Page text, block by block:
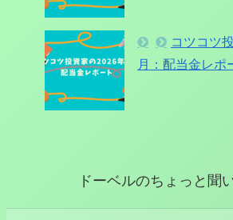
コツコツ
月：配当金レポ
ドーベルのちょっと聞